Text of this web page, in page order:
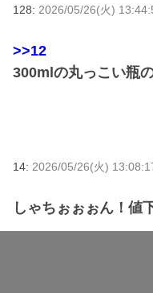
128: 2026/05/26(火)
>>12
300mlの丸っこい瓶
14: 2026/05/26(火)
しゃちぉぉぉん！値